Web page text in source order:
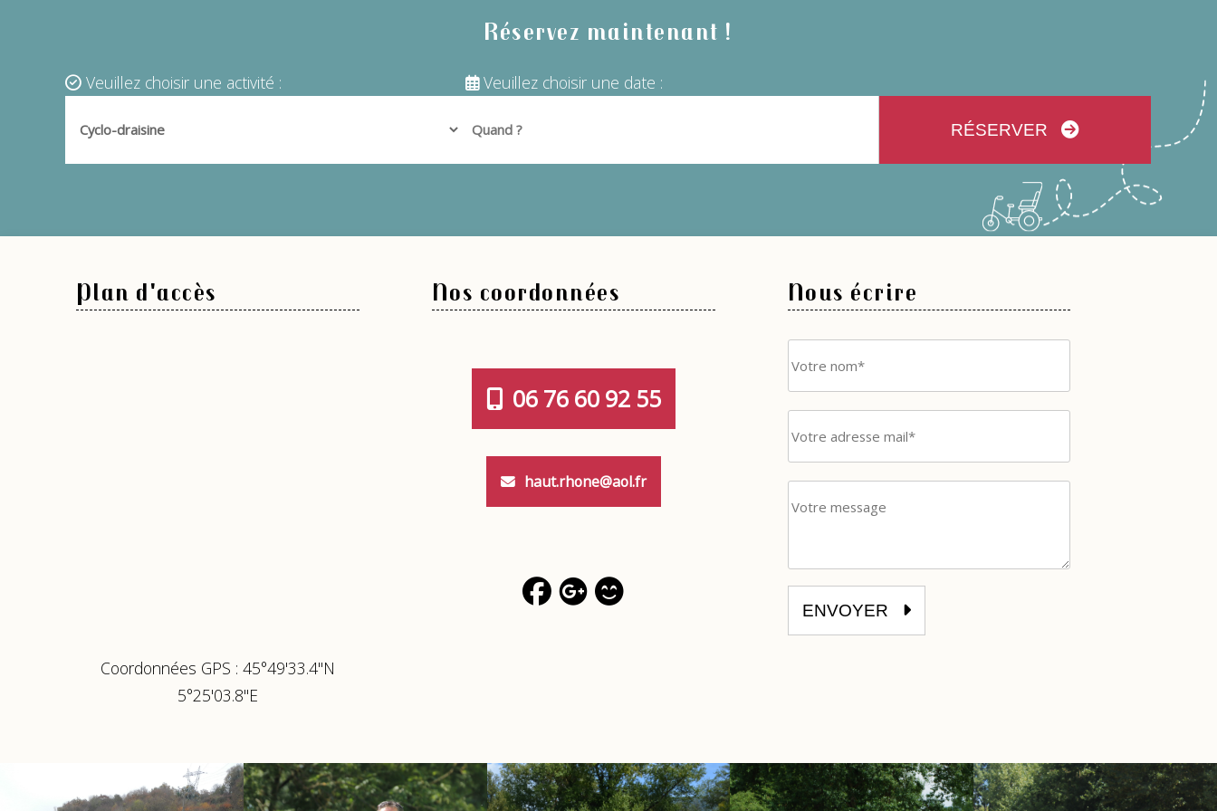
Réservez maintenant !
Veuillez choisir une activité : Veuillez choisir une date :
RÉSERVER
Plan d'accès
Coordonnées GPS : 45°49'33.4"N
5°25'03.8"E
Nos coordonnées
06 76 60 92 55
haut.rhone@aol.fr
Nous écrire
ENVOYER